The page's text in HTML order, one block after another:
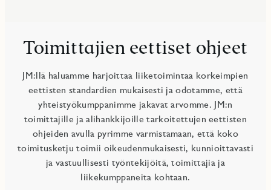
Toimittajien eettiset ohjeet
JM:llä haluamme harjoittaa liiketoimintaa korkeimpien
eettisten standardien mukaisesti ja odotamme, että
yhteistyökumppanimme jakavat arvomme. JM:n
toimittajille ja alihankkijoille tarkoitettujen eettisten
ohjeiden avulla pyrimme varmistamaan, että koko
toimitusketju toimii oikeudenmukaisesti, kunnioittavasti
ja vastuullisesti työntekijöitä, toimittajia ja
liikekumppaneita kohtaan.